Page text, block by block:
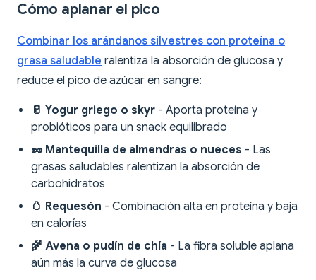
Cómo aplanar el pico
Combinar los arándanos silvestres con proteína o
grasa saludable ralentiza la absorción de glucosa y
reduce el pico de azúcar en sangre:
🥛 Yogur griego o skyr - Aporta proteína y
probióticos para un snack equilibrado
🥜 Mantequilla de almendras o nueces - Las
grasas saludables ralentizan la absorción de
carbohidratos
🥚 Requesón - Combinación alta en proteína y baja
en calorías
🌾 Avena o pudín de chía - La fibra soluble aplana
aún más la curva de glucosa